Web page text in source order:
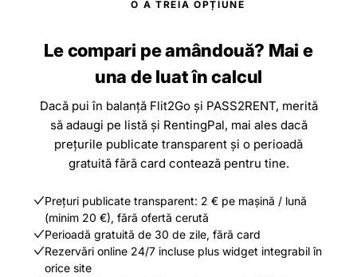
O A TREIA OPȚIUNE
Le compari pe amândouă? Mai e
una de luat în calcul
Dacă pui în balanță Flit2Go și PASS2RENT, merită
să adaugi pe listă și RentingPal, mai ales dacă
prețurile publicate transparent și o perioadă
gratuită fără card contează pentru tine.
Prețuri publicate transparent: 2 € pe mașină / lună
(minim 20 €), fără ofertă cerută
Perioadă gratuită de 30 de zile, fără card
Rezervări online 24/7 incluse plus widget integrabil în
orice site